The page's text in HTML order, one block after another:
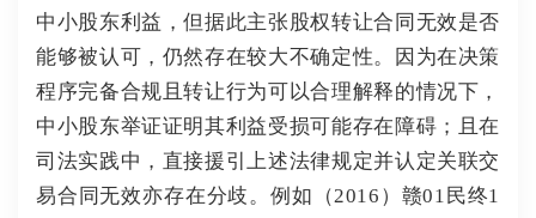
中小股东利益，但据此主张股权转让合同无效是否
能够被认可，仍然存在较大不确定性。因为在决策
程序完备合规且转让行为可以合理解释的情况下，
中小股东举证证明其利益受损可能存在障碍；且在
司法实践中，直接援引上述法律规定并认定关联交
易合同无效亦存在分歧。例如（2016）赣01民终1